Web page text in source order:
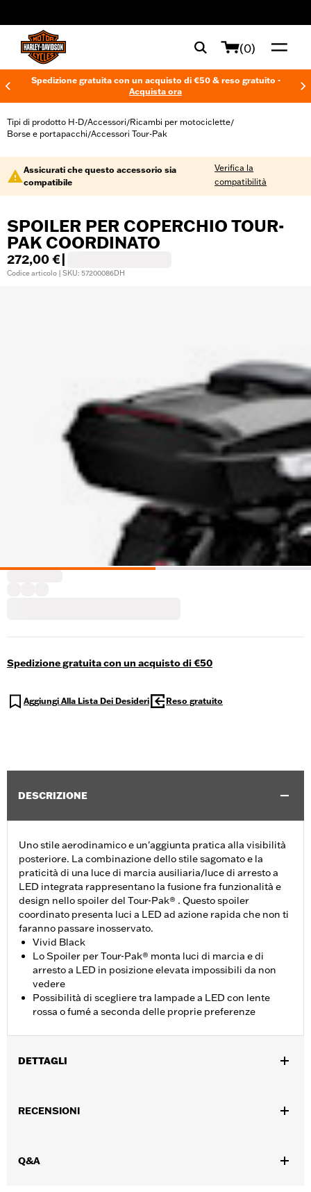
(0)
Spedizione gratuita con un acquisto di €50 & reso gratuito -
Acquista ora
Tipi di prodotto H-D/Accessori/Ricambi per motociclette/
Borse e portapacchi/Accessori Tour-Pak
Assicurati che questo accessorio sia
compatibile
Verifica la
compatibilità
SPOILER PER COPERCHIO TOUR-
PAK COORDINATO
272,00 €
Codice articolo | SKU: 57200086DH
Spedizione gratuita con un acquisto di €50
Aggiungi Alla Lista Dei Desideri Reso gratuito
DESCRIZIONE
Uno stile aerodinamico e un'aggiunta pratica alla visibilità
posteriore. La combinazione dello stile sagomato e la
praticità di una luce di marcia ausiliaria/luce di arresto a
LED integrata rappresentano la fusione fra funzionalità e
design nello spoiler del Tour-Pak® . Questo spoiler
coordinato presenta luci a LED ad azione rapida che non ti
faranno passare inosservato.
Vivid Black
Lo Spoiler per Tour-Pak® monta luci di marcia e di
arresto a LED in posizione elevata impossibili da non
vedere
Possibilità di scegliere tra lampade a LED con lente
rossa o fumé a seconda delle proprie preferenze
DETTAGLI
FLTRXSE dal '23 in poi, FLHX, FLTRX, FLTRXSTSE dal '24 in poi,
L'installazione richiede l'acquisto separato del kit di
RECENSIONI
Q&A